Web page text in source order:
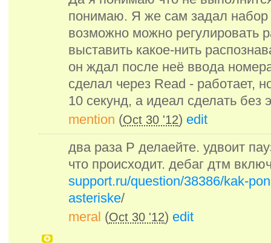
понимаю. Я же сам задал набор
возможно можно регулировать
выставить какое-нить
он ждал после неё ввода
сделал через Read - работает,
10 секунд, а идеал сделать без
mention (Oct 30 '12) edit
два раза P делаейте. удвоит
что происходит. дебаг дтм
support.ru/question/38386/kak-
asteriske/
meral (Oct 30 '12) edit